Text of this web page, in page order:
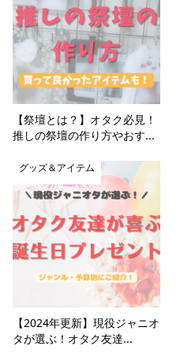
【祭壇とは？】オタク必見！
推しの祭壇の作り方やおす...
グッズ＆アイテム
【2024年更新】現役ジャニオ
タが選ぶ！オタク友達...